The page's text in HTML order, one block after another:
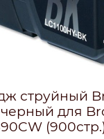
струйный
черный для